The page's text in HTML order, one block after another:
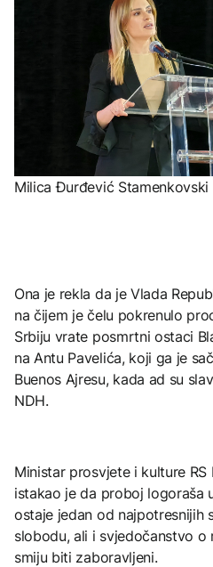
Milica Đurđević Stamenkovski
Ona je rekla da je Vlada
na čijem je čelu pokrenulo
Srbiju vrate posmrtni ostaci
na Antu Pavelića, koji ga je
Buenos Ajresu, kada ad su
NDH.
Ministar prosvjete i kulture
istakao je da proboj logoraša
ostaje jedan od najpotresnijih
slobodu, ali i svjedočanstvo o
smiju biti zaboravljeni.